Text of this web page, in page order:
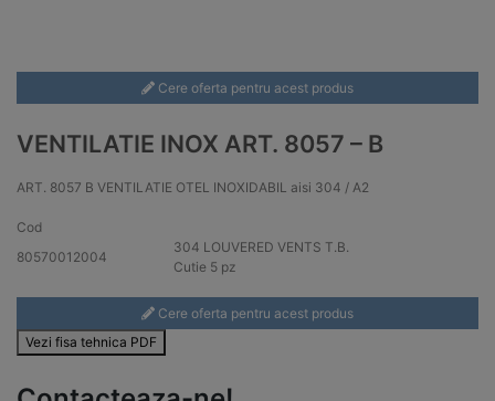
Cere oferta pentru acest produs
VENTILATIE INOX ART. 8057 – B
ART. 8057 B VENTILATIE OTEL INOXIDABIL aisi 304 / A2
Cod
80570012004
304 LOUVERED VENTS T.B.
Cutie 5 pz
Cere oferta pentru acest produs
Vezi fisa tehnica PDF